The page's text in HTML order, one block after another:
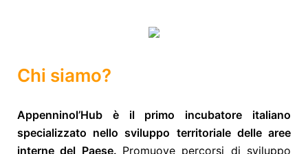
Chi siamo?
Appenninol’Hub è il primo incubatore italiano
specializzato nello sviluppo territoriale delle aree
interne del Paese. Promuove percorsi di sviluppo